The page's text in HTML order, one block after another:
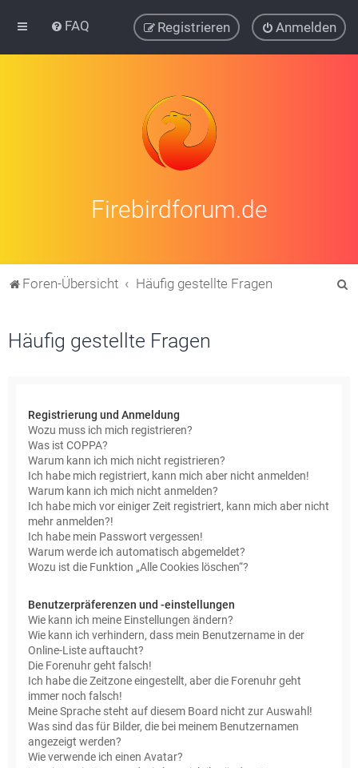
FAQ Anmelden
Registrieren
Firebirdforum.de
Foren-Übersicht Häufig gestellte Fragen
Häufig gestellte Fragen
Registrierung und Anmeldung
Wozu muss ich mich registrieren?
Was ist COPPA?
Warum kann ich mich nicht registrieren?
Ich habe mich registriert, kann mich aber nicht anmelden!
Warum kann ich mich nicht anmelden?
Ich habe mich vor einiger Zeit registriert, kann mich aber nicht
mehr anmelden?!
Ich habe mein Passwort vergessen!
Warum werde ich automatisch abgemeldet?
Wozu ist die Funktion „Alle Cookies löschen“?
Benutzerpräferenzen und -einstellungen
Wie kann ich meine Einstellungen ändern?
Wie kann ich verhindern, dass mein Benutzername in der
Online-Liste auftaucht?
Die Forenuhr geht falsch!
Ich habe die Zeitzone eingestellt, aber die Forenuhr geht
immer noch falsch!
Meine Sprache steht auf diesem Board nicht zur Auswahl!
Was sind das für Bilder, die bei meinem Benutzernamen
angezeigt werden?
Wie verwende ich einen Avatar?